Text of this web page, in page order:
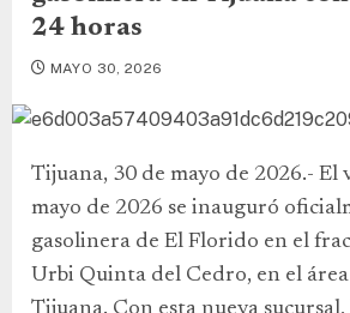
24 horas
MAYO 30, 2026
Tijuana, 30 de mayo de 2026.- El
mayo de 2026 se inauguró
gasolinera de El Florido en el
Urbi Quinta del Cedro, en el área